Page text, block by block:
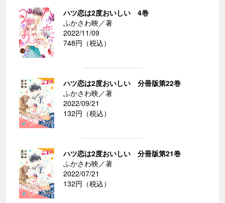
ハツ恋は2度おいしい 4巻
ふかさわ映／著
2022/11/09
748円（税込）
ハツ恋は2度おいしい 分冊版第22巻
ふかさわ映／著
2022/09/21
132円（税込）
ハツ恋は2度おいしい 分冊版第21巻
ふかさわ映／著
2022/07/21
132円（税込）